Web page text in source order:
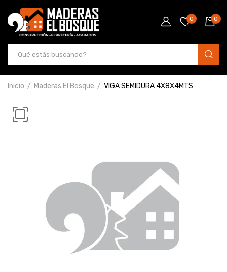
0 0
Inicio Maderas El Bosque VIGA SEMIDURA 4X8X4MTS